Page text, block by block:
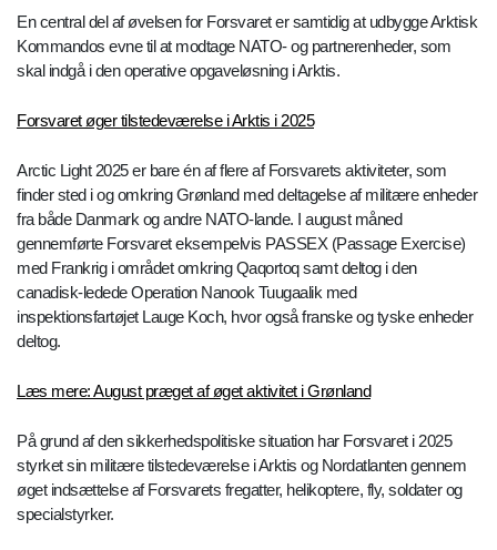
En central del af øvelsen for Forsvaret er samtidig at udbygge Arktisk
Kommandos evne til at modtage NATO- og partnerenheder, som
skal indgå i den operative opgaveløsning i Arktis.
Forsvaret øger tilstedeværelse i Arktis i 2025
Arctic Light 2025 er bare én af flere af Forsvarets aktiviteter, som
finder sted i og omkring Grønland med deltagelse af militære enheder
fra både Danmark og andre NATO-lande. I august måned
gennemførte Forsvaret eksempelvis PASSEX (Passage Exercise)
med Frankrig i området omkring Qaqortoq samt deltog i den
canadisk-ledede Operation Nanook Tuugaalik med
inspektionsfartøjet Lauge Koch, hvor også franske og tyske enheder
deltog.
Læs mere: August præget af øget aktivitet i Grønland
På grund af den sikkerhedspolitiske situation har Forsvaret i 2025
styrket sin militære tilstedeværelse i Arktis og Nordatlanten gennem
øget indsættelse af Forsvarets fregatter, helikoptere, fly, soldater og
specialstyrker.